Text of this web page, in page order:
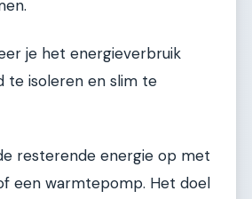
je het energieverbruik
te isoleren en slim te
resterende energie op met
een warmtepomp. Het doel